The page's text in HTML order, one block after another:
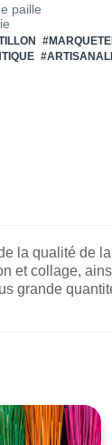
paille
la qualité de
et collage,
grande